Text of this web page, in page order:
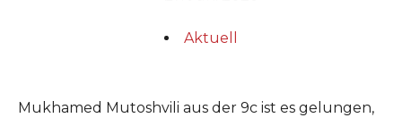
Aktuell
Mukhamed Mutoshvili aus der 9c ist es gelungen,